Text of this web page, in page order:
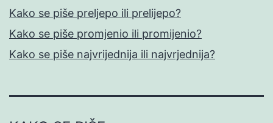
Kako se piše preljepo ili prelijepo?
Kako se piše promjenio ili promijenio?
Kako se piše najvrijednija ili najvrjednija?